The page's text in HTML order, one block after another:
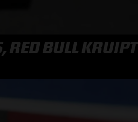
RED BULL KRUIPT